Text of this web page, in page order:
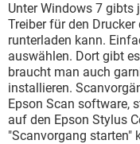
Unter Windows 7 gibts
Treiber für den
runterladen kann.
auswählen. Dort gibt
braucht man auch
installieren.
Epson Scan software,
auf den Epson Stylus
"Scanvorgang starten"